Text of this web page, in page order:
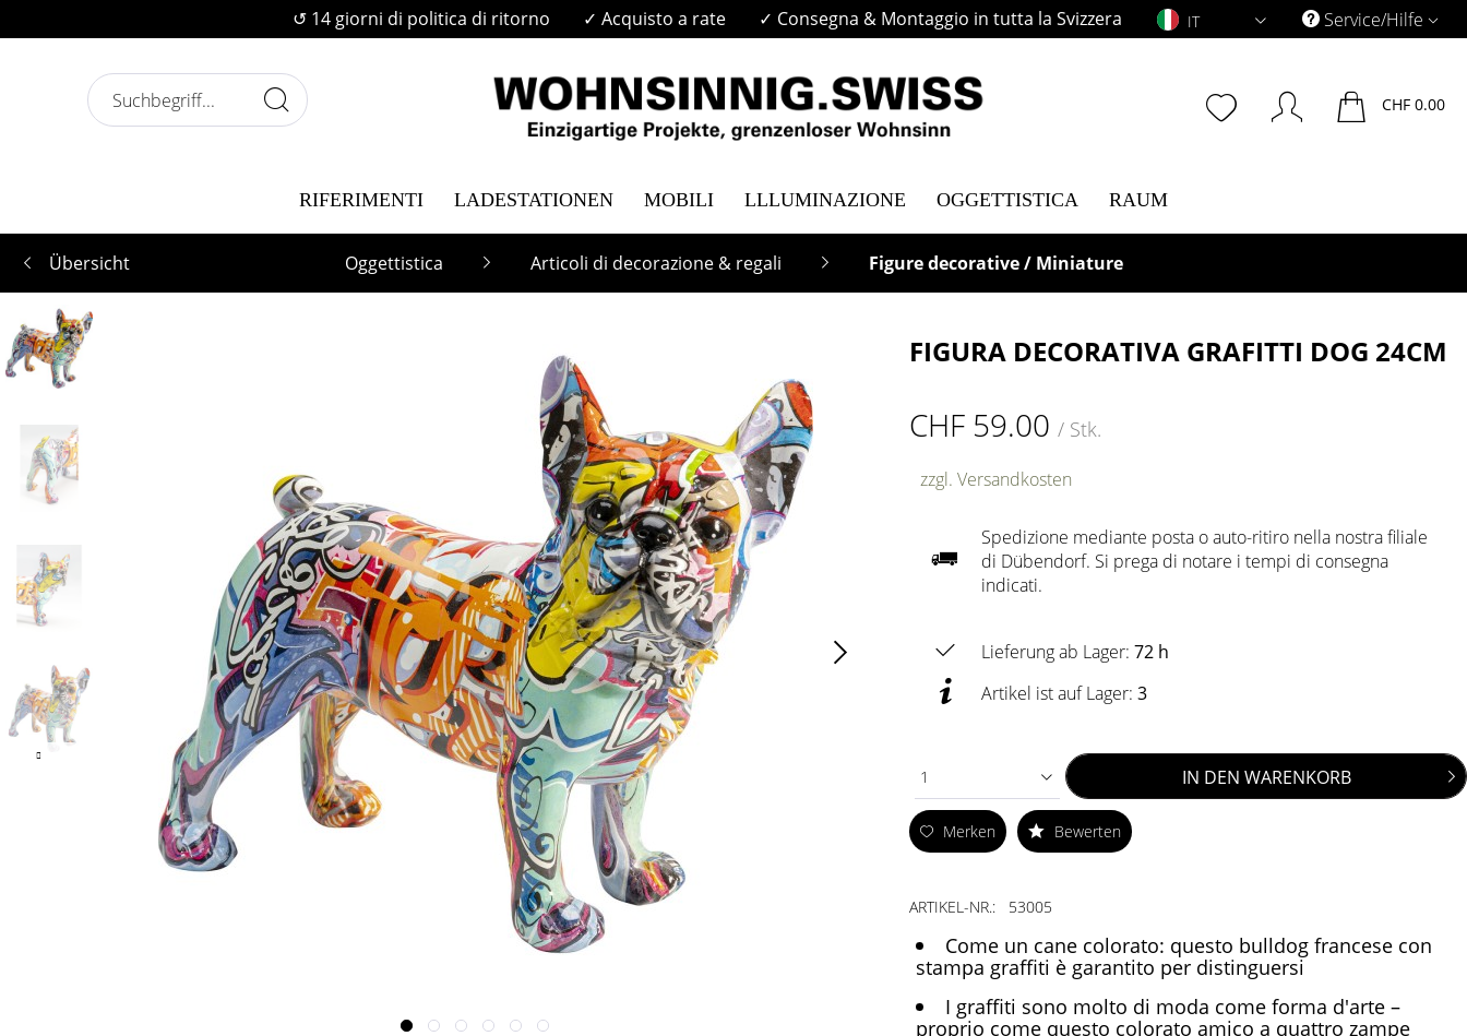
↺ 14 giorni di politica di ritorno ✓ Acquisto a rate ✓ Consegna & Montaggio in tutta la Svizzera IT Service/Hilfe
CHF 0.00
RIFERIMENTI LADESTATIONEN MOBILI LLLUMINAZIONE OGGETTISTICA RAUM
Übersicht Oggettistica Articoli di decorazione & regali Figure decorative / Miniature
FIGURA DECORATIVA GRAFITTI DOG 24CM
CHF 59.00/ Stk.
zzgl. Versandkosten
Spedizione mediante posta o auto-ritiro nella nostra filiale
di Dübendorf. Si prega di notare i tempi di consegna
indicati.
Lieferung ab Lager:72 h
Artikel ist auf Lager:3
1 IN DEN WARENKORB
Merken Bewerten
ARTIKEL-NR.: 53005
Come un cane colorato: questo bulldog francese con
stampa graffiti è garantito per distinguersi
I graffiti sono molto di moda come forma d'arte –
proprio come questo colorato amico a quattro zampe